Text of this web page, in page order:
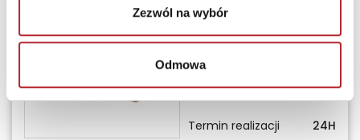
Zezwól na wybór
Odmowa
miłośników koni
71638
Termin realizacji 24H